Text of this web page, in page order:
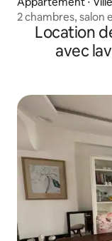
2 chambres, salon
Convient aux
Location
avec